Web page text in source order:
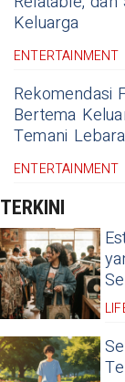
Keluarga
ENTERTAINMENT
Rekomendasi
Bertema
Temani
ENTERTAINMENT
TERKINI